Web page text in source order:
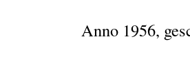
Anno 1956,